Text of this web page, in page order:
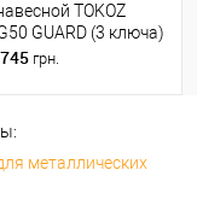
TOKOZ
GUARD (3 ключа)
грн.
металлических